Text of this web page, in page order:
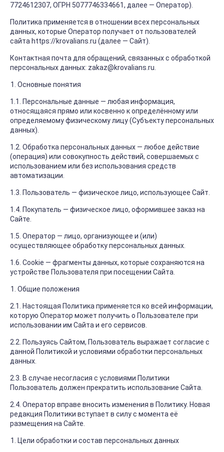
7724612307, ОГРН 5077746334661, далее — Оператор).
Политика применяется в отношении всех персональных
данных, которые Оператор получает от пользователей
сайта https://krovalians.ru (далее — Сайт).
Контактная почта для обращений, связанных с обработкой
персональных данных: zakaz@krovalians.ru.
Основные понятия
1.1. Персональные данные — любая информация,
относящаяся прямо или косвенно к определённому или
определяемому физическому лицу (Субъекту персональных
данных).
1.2. Обработка персональных данных — любое действие
(операция) или совокупность действий, совершаемых с
использованием или без использования средств
автоматизации.
1.3. Пользователь — физическое лицо, использующее Сайт.
1.4. Покупатель — физическое лицо, оформившее заказ на
Сайте.
1.5. Оператор — лицо, организующее и (или)
осуществляющее обработку персональных данных.
1.6. Cookie — фрагменты данных, которые сохраняются на
устройстве Пользователя при посещении Сайта.
Общие положения
2.1. Настоящая Политика применяется ко всей информации,
которую Оператор может получить о Пользователе при
использовании им Сайта и его сервисов.
2.2. Пользуясь Сайтом, Пользователь выражает согласие с
данной Политикой и условиями обработки персональных
данных.
2.3. В случае несогласия с условиями Политики
Пользователь должен прекратить использование Сайта.
2.4. Оператор вправе вносить изменения в Политику. Новая
редакция Политики вступает в силу с момента её
размещения на Сайте.
Цели обработки и состав персональных данных